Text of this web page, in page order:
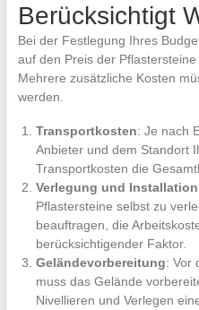
Berücksichtigt
Bei der Festlegung Ihres
auf den Preis der
Mehrere zusätzliche Kosten
werden.
Transportkosten: Je nach
Anbieter und dem Standort
Transportkosten die
Verlegung und Installation
Pflastersteine selbst zu
beauftragen, die
berücksichtigender Faktor.
Geländevorbereitung: Vor
muss das Gelände
Nivellieren und Verlegen